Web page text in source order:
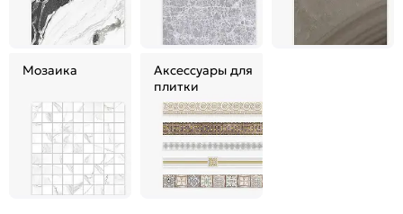
Мозаика
Аксессуары для
плитки